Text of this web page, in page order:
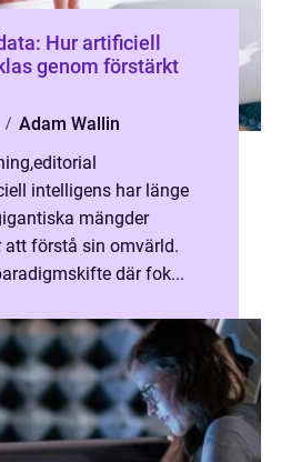
Hur artificiell
genom förstärkt
Adam Wallin
,editorial
intelligens har länge
mängder
förstå sin omvärld.
där fok...